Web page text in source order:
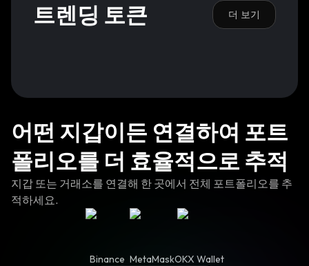
트렌딩 토큰 더 보기
어떤 지갑이든 연결하여 포트
폴리오를 더 효율적으로 추적
지갑 또는 거래소를 연결해 한 곳에서 전체 포트폴리오를 추
적하세요.
Binance MetaMaskOKX Wallet